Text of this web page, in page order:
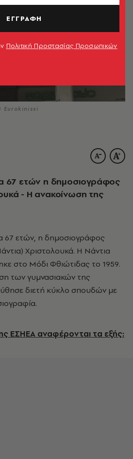
Eurokinissi
67 ετών η δημοσιογράφος
- Η ανακοίνωση της
67 ετών, η δημοσιογράφος
Χριστολουκά. Η Νάντια
στο Μόδι Φθιώτιδας το 1959.
των γυμνασιακών της
διετή κύκλο σπουδών με
ΕΣΗΕΑ αναφέρονται τα εξής:
ΕΓΓΡΑΦΗ
Πολιτική Προστασίας Προσωπικών